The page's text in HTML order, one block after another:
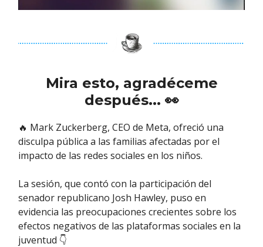
Mira esto, agradéceme
después... 👀
🔥 Mark Zuckerberg, CEO de Meta, ofreció una
disculpa pública a las familias afectadas por el
impacto de las redes sociales en los niños.
La sesión, que contó con la participación del
senador republicano Josh Hawley, puso en
evidencia las preocupaciones crecientes sobre los
efectos negativos de las plataformas sociales en la
juventud 👇